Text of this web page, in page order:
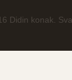
Didin konak.